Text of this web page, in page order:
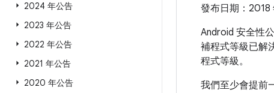
2024 年公告
2023 年公告
2022 年公告
2021 年公告
2020 年公告
發布日期：2018
Android 安全性
補程式等級已解
程式等級。
我們至少會提前